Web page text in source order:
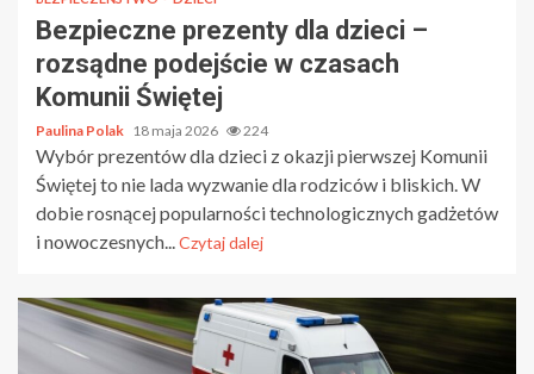
Bezpieczne prezenty dla dzieci –
rozsądne podejście w czasach
Komunii Świętej
Paulina Polak 18 maja 2026 224
Wybór prezentów dla dzieci z okazji pierwszej Komunii
Świętej to nie lada wyzwanie dla rodziców i bliskich. W
dobie rosnącej popularności technologicznych gadżetów
i nowoczesnych...Czytaj dalej